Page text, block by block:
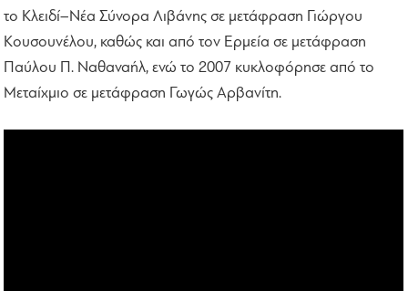
το Κλειδί–Νέα Σύνορα Λιβάνης σε μετάφραση Γιώργου
Κουσουνέλου, καθώς και από τον Ερμεία σε μετάφραση
Παύλου Π. Ναθαναήλ, ενώ το 2007 κυκλοφόρησε από το
Μεταίχμιο σε μετάφραση Γωγώς Αρβανίτη.